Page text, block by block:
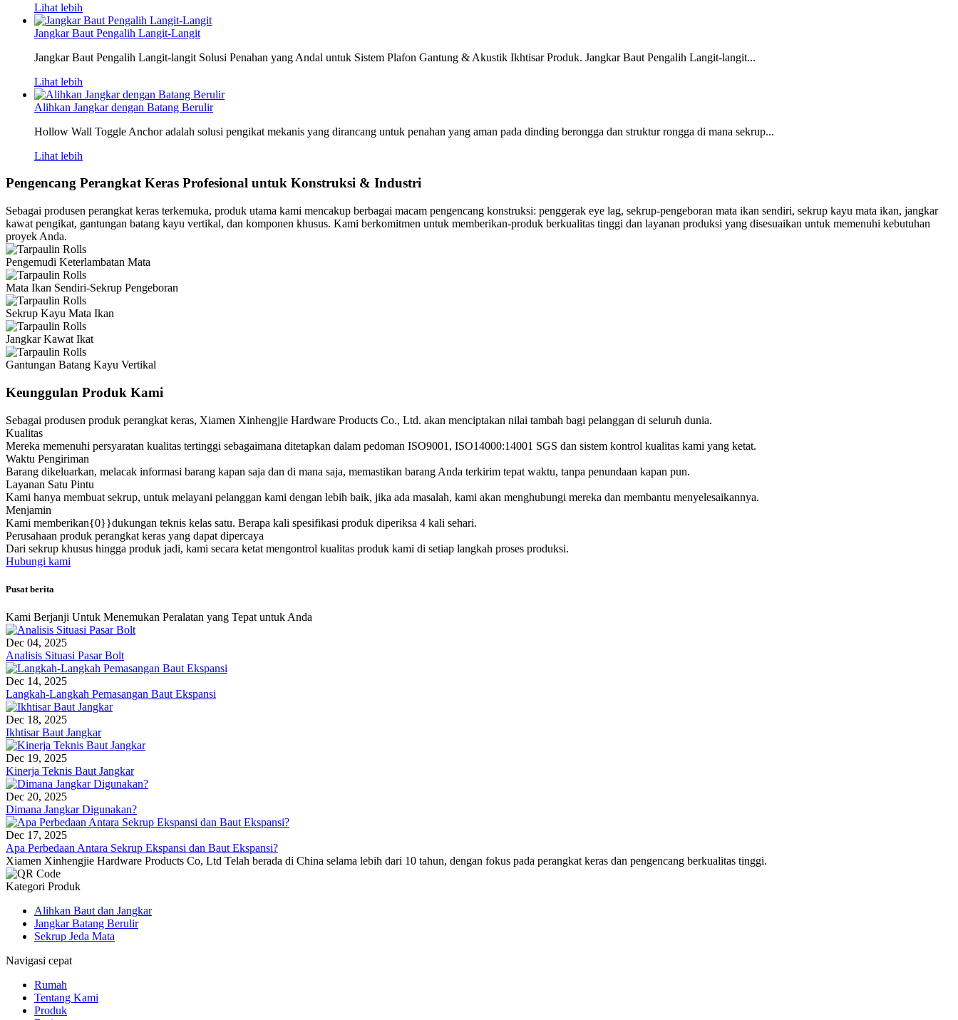
Lihat lebih
Jangkar Baut Pengalih Langit-Langit
Jangkar Baut Pengalih Langit-langit Solusi Penahan yang Andal untuk Sistem Plafon Gantung & Akustik Ikhtisar Produk. Jangkar Baut Pengalih Langit-langit...
Lihat lebih
Alihkan Jangkar dengan Batang Berulir
Hollow Wall Toggle Anchor adalah solusi pengikat mekanis yang dirancang untuk penahan yang aman pada dinding berongga dan struktur rongga di mana sekrup...
Lihat lebih
Pengencang Perangkat Keras Profesional untuk Konstruksi & Industri
Sebagai produsen perangkat keras terkemuka, produk utama kami mencakup berbagai macam pengencang konstruksi: penggerak eye lag, sekrup-pengeboran mata ikan sendiri, sekrup kayu mata ikan, jangkar
kawat pengikat, gantungan batang kayu vertikal, dan komponen khusus. Kami berkomitmen untuk memberikan-produk berkualitas tinggi dan layanan produksi yang disesuaikan untuk memenuhi kebutuhan
proyek Anda.
Pengemudi Keterlambatan Mata
Mata Ikan Sendiri-Sekrup Pengeboran
Sekrup Kayu Mata Ikan
Jangkar Kawat Ikat
Gantungan Batang Kayu Vertikal
Keunggulan Produk Kami
Sebagai produsen produk perangkat keras, Xiamen Xinhengjie Hardware Products Co., Ltd. akan menciptakan nilai tambah bagi pelanggan di seluruh dunia.
Kualitas
Mereka memenuhi persyaratan kualitas tertinggi sebagaimana ditetapkan dalam pedoman ISO9001, ISO14000:14001 SGS dan sistem kontrol kualitas kami yang ketat.
Waktu Pengiriman
Barang dikeluarkan, melacak informasi barang kapan saja dan di mana saja, memastikan barang Anda terkirim tepat waktu, tanpa penundaan kapan pun.
Layanan Satu Pintu
Kami hanya membuat sekrup, untuk melayani pelanggan kami dengan lebih baik, jika ada masalah, kami akan menghubungi mereka dan membantu menyelesaikannya.
Menjamin
Kami memberikan{0}}dukungan teknis kelas satu. Berapa kali spesifikasi produk diperiksa 4 kali sehari.
Perusahaan produk perangkat keras yang dapat dipercaya
Dari sekrup khusus hingga produk jadi, kami secara ketat mengontrol kualitas produk kami di setiap langkah proses produksi.
Hubungi kami
Pusat berita
Kami Berjanji Untuk Menemukan Peralatan yang Tepat untuk Anda
Dec 04, 2025
Analisis Situasi Pasar Bolt
Dec 14, 2025
Langkah-Langkah Pemasangan Baut Ekspansi
Dec 18, 2025
Ikhtisar Baut Jangkar
Dec 19, 2025
Kinerja Teknis Baut Jangkar
Dec 20, 2025
Dimana Jangkar Digunakan?
Dec 17, 2025
Apa Perbedaan Antara Sekrup Ekspansi dan Baut Ekspansi?
Xiamen Xinhengjie Hardware Products Co, Ltd Telah berada di China selama lebih dari 10 tahun, dengan fokus pada perangkat keras dan pengencang berkualitas tinggi.
Kategori Produk
Alihkan Baut dan Jangkar
Jangkar Batang Berulir
Sekrup Jeda Mata
Navigasi cepat
Rumah
Tentang Kami
Produk